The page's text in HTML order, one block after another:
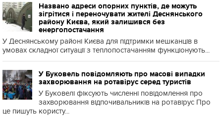
Названо адреси опорних пунктів, де можуть
зігрітися і переночувати жителі Деснянського
району Києва, який залишився без
енергопостачання
У Деснянському районі Києва для підтримки мешканців в
умовах складної ситуації з теплопостачанням функціонують...
У Буковель повідомляють про масові випадки
захворювання на ротавірус серед туристів
У Буковелі фіксують численні повідомлення про
захворювання відпочивальників на ротавірус Про
це пишуть користу...